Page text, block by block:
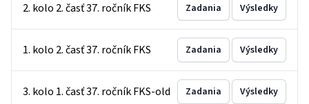
2. kolo 2. časť 37. ročník FKS Zadania Výsledky
1. kolo 2. časť 37. ročník FKS Zadania Výsledky
3. kolo 1. časť 37. ročník FKS-old Zadania Výsledky